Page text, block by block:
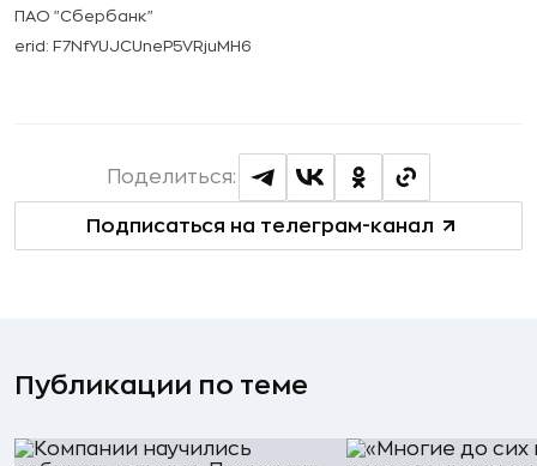
ПАО "Сбербанк"
erid: F7NfYUJCUneP5VRjuMH6
Подписаться на телеграм-канал
Поделиться:
Публикации по теме